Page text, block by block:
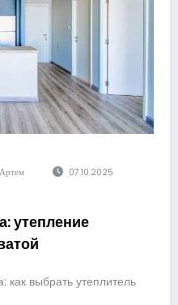
07.10.2025
утепление
как выбрать утеплитель